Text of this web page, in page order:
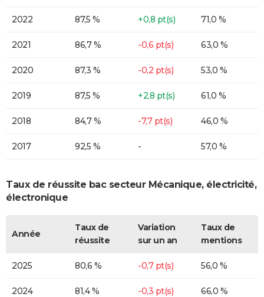
2022 87,5 % +0,8 pt(s) 71,0 %
2021 86,7 % -0,6 pt(s) 63,0 %
2020 87,3 % -0,2 pt(s) 53,0 %
2019 87,5 % +2,8 pt(s) 61,0 %
2018 84,7 % -7,7 pt(s) 46,0 %
2017 92,5 % - 57,0 %
Taux de réussite bac secteur Mécanique, électricité,
électronique
Année
Taux de
réussite
Variation
sur un an
Taux de
mentions
2025 80,6 % -0,7 pt(s) 56,0 %
2024 81,4 % -0,3 pt(s) 66,0 %